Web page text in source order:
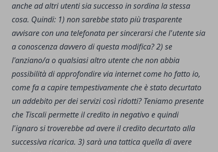
anche ad altri utenti sia successo in sordina la stessa
cosa. Quindi: 1) non sarebbe stato più trasparente
avvisare con una telefonata per sincerarsi che l'utente sia
a conoscenza davvero di questa modifica?2) se
l'anziano/a o qualsiasi altro utente che non abbia
possibilità di approfondire via internet come ho fatto io,
come fa a capire tempestivamente che è stato decurtato
un addebito per dei servizi così ridotti? Teniamo presente
che Tiscali permette il credito in negativo e quindi
l'ignaro si troverebbe ad avere il credito decurtato alla
successiva ricarica. 3) sarà una tattica quella di avere